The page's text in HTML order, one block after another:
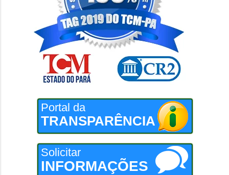
Portal da
TRANSPARÊNCIA
Solicitar
INFORMAÇÕES